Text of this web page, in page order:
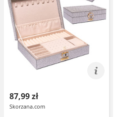
87,99 zł
Skorzana.com